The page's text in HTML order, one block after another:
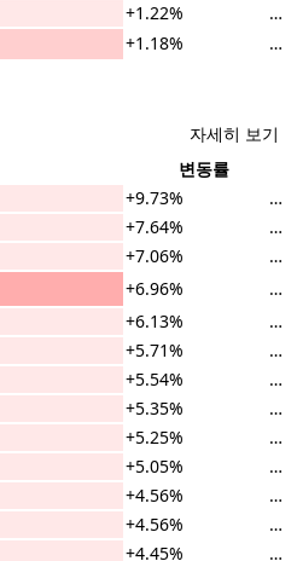
+1.22%
…
+1.18% …
자세히 보기
변동률
+9.73%
…
+7.64%
…
+7.06%
…
+6.96%
…
+6.13%
…
+5.71%
…
+5.54%
…
+5.35%
…
+5.25%
…
+5.05%
…
+4.56%
…
+4.56%
…
+4.45% …